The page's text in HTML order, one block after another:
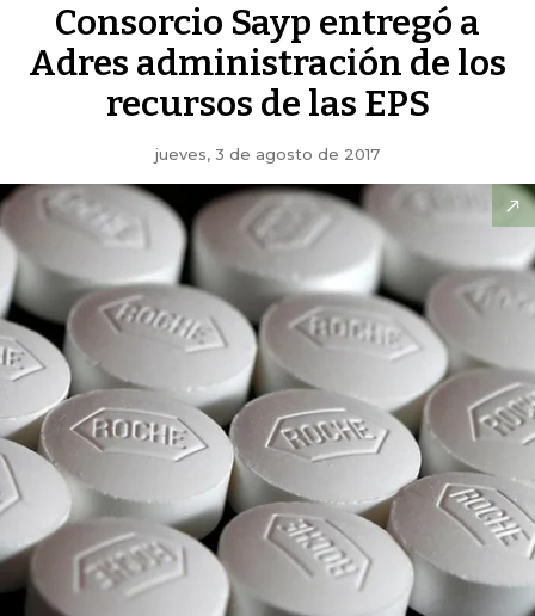
Consorcio Sayp entregó a
Adres administración de los
recursos de las EPS
jueves, 3 de agosto de 2017